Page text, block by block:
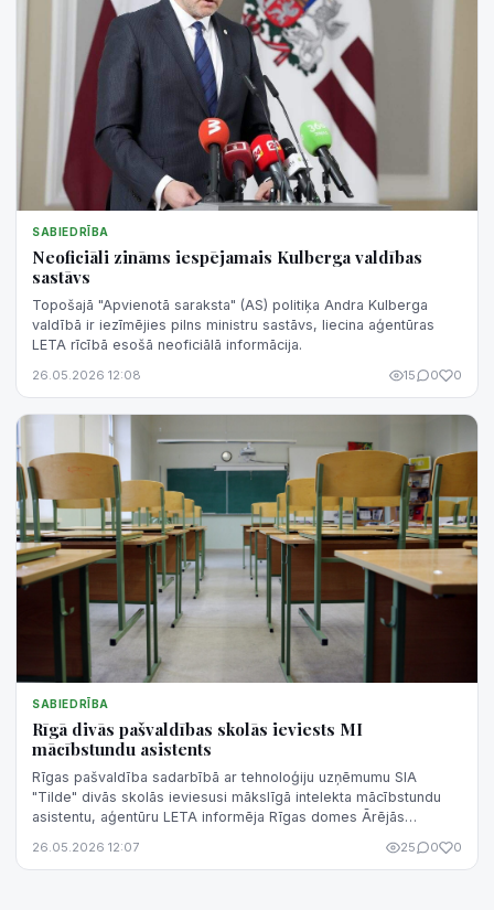
SABIEDRĪBA
Neoficiāli zināms iespējamais Kulberga valdības
sastāvs
Topošajā "Apvienotā saraksta" (AS) politiķa Andra Kulberga
valdībā ir iezīmējies pilns ministru sastāvs, liecina aģentūras
LETA rīcībā esošā neoficiālā informācija.
26.05.2026 12:08 15 0 0
SABIEDRĪBA
Rīgā divās pašvaldības skolās ieviests MI
mācībstundu asistents
Rīgas pašvaldība sadarbībā ar tehnoloģiju uzņēmumu SIA
"Tilde" divās skolās ieviesusi mākslīgā intelekta mācībstundu
asistentu, aģentūru LETA informēja Rīgas domes Ārējās
26.05.2026 12:07 25 0 0